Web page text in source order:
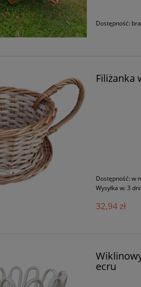
Dostępność:
Filiżanka
Dostępność: w
Wysyłka w: 3 dni
32,94 zł
ecru